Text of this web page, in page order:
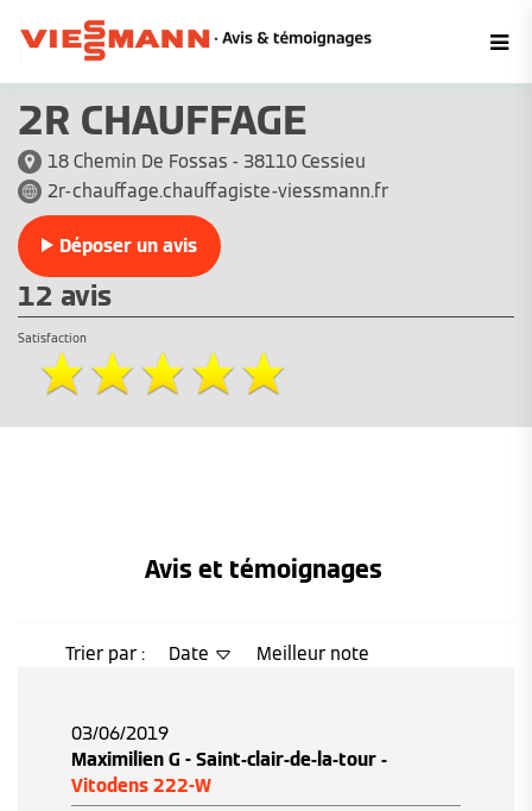
2R CHAUFFAGE
18 Chemin De Fossas - 38110 Cessieu
2r-chauffage.chauffagiste-viessmann.fr
Déposer un avis
12 avis
Satisfaction
Avis et témoignages
Trier par : Date Meilleur note
03/06/2019
Maximilien G - Saint-clair-de-la-tour -
Vitodens 222-W